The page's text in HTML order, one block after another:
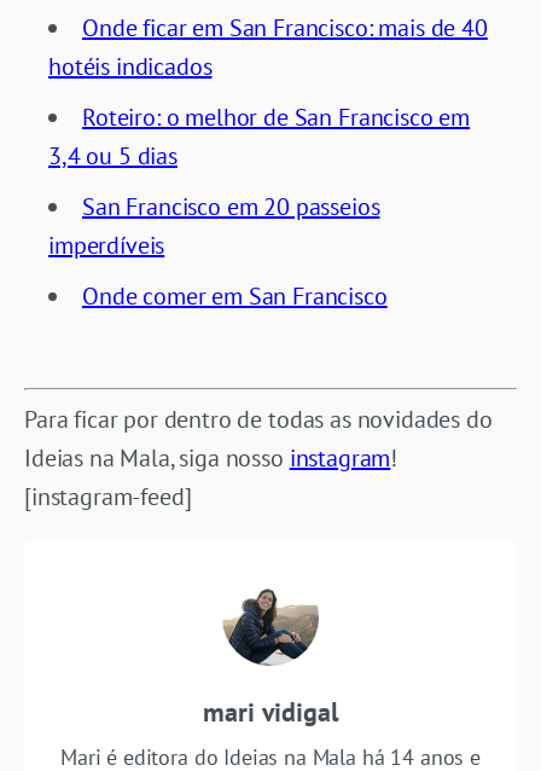
Onde ficar em San Francisco: mais de 40
hotéis indicados
Roteiro: o melhor de San Francisco em
3,4 ou 5 dias
San Francisco em 20 passeios
imperdíveis
Onde comer em San Francisco
Para ficar por dentro de todas as novidades do
Ideias na Mala, siga nosso instagram!
[instagram-feed]
mari vidigal
Mari é editora do Ideias na Mala há 14 anos e